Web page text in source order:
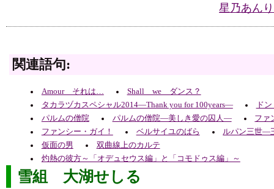
星乃あん
関連語句:
Amour それは…
Shall we ダンス？
タカラヅカスペシャル2014―Thank you for 100years―
ド
パルムの僧院
パルムの僧院―美しき愛の囚人―
ファ
ファンシー・ガイ！
ベルサイユのばら
ルパン三世―
仮面の男
双曲線上のカルテ
灼熱の彼方～「オデュセウス編」と「コモドゥス編」～
雪組 大湖せしる